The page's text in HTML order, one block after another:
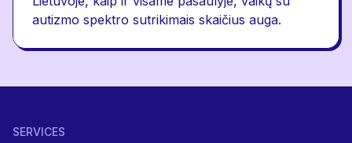
autizmo spektro sutrikimais skaičius auga.
SERVICES